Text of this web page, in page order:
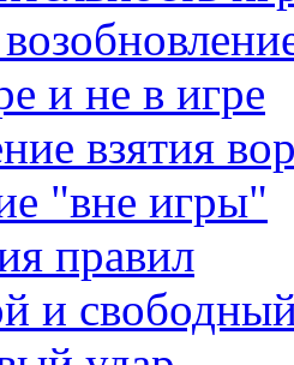
и не в игре
взятия
"вне игры"
правил
и